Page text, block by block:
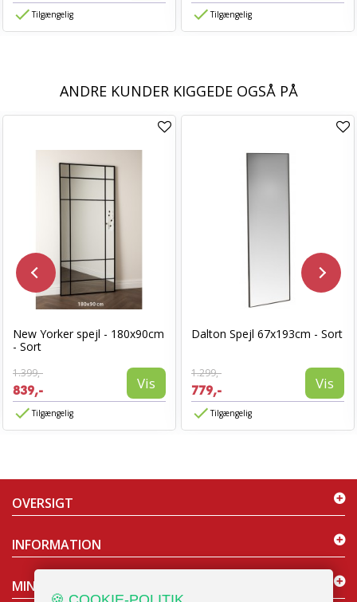
Tilgængelig Tilgængelig
ANDRE KUNDER KIGGEDE OGSÅ PÅ
New Yorker spejl - 180x90cm
- Sort
1.399,-
839,- Vis
Tilgængelig
Dalton Spejl 67x193cm - Sort
1.299,-
779,- Vis
Tilgængelig
OVERSIGT
INFORMATION
MIN KONTO